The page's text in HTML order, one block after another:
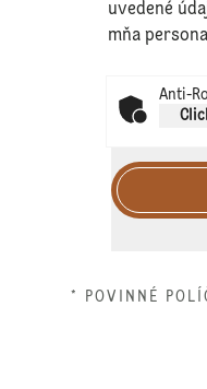
uvedené
mňa
Anti-
* POVINNÉ